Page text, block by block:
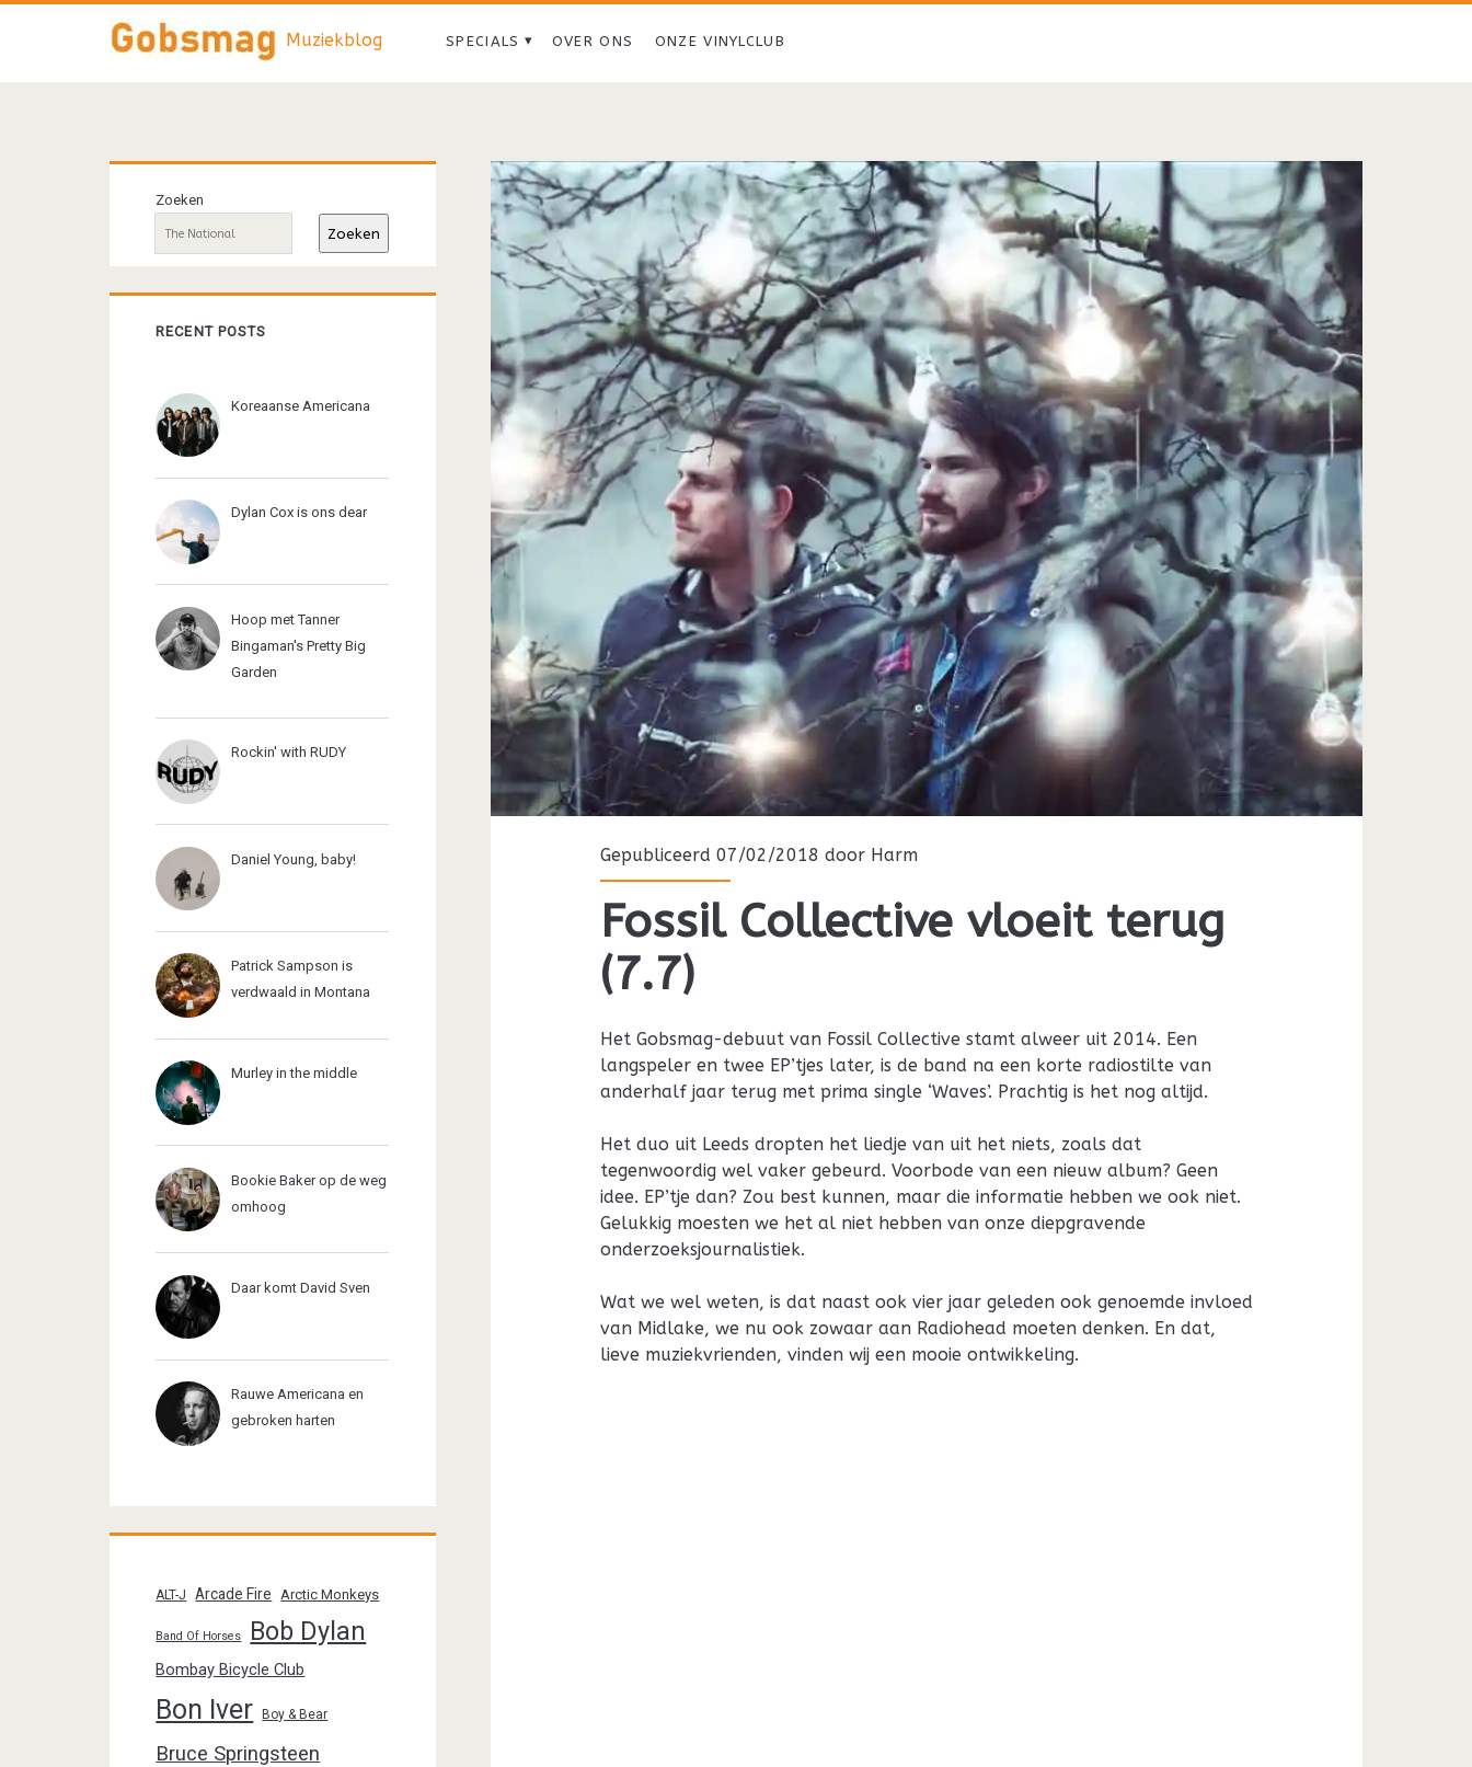
Muziekblog SPECIALS OVER ONS ONZE VINYLCLUB
<span>Dangers
of
the
Sea</span>
Gepubliceerd 07/02/2018 door Harm
Fossil Collective vloeit terug
(7.7)
Het Gobsmag-debuut van Fossil Collective stamt alweer uit 2014. Een
langspeler en twee EP’tjes later, is de band na een korte radiostilte van
anderhalf jaar terug met prima single ‘Waves’. Prachtig is het nog altijd.
Het duo uit Leeds dropten het liedje van uit het niets, zoals dat
tegenwoordig wel vaker gebeurd. Voorbode van een nieuw album? Geen
idee. EP’tje dan? Zou best kunnen, maar die informatie hebben we ook niet.
Gelukkig moesten we het al niet hebben van onze diepgravende
onderzoeksjournalistiek.
Wat we wel weten, is dat naast ook vier jaar geleden ook genoemde invloed
van Midlake, we nu ook zowaar aan Radiohead moeten denken. En dat,
lieve muziekvrienden, vinden wij een mooie ontwikkeling.
Primaire
sidebar
Zoeken
Zoeken
RECENT POSTS
Koreaanse Americana
Dylan Cox is ons dear
Hoop met Tanner
Bingaman's Pretty Big
Garden
Rockin' with RUDY
Daniel Young, baby!
Patrick Sampson is
verdwaald in Montana
Murley in the middle
Bookie Baker op de weg
omhoog
Daar komt David Sven
Rauwe Americana en
gebroken harten
ALT-J Arcade Fire Arctic Monkeys
Band Of Horses Bob Dylan
Bombay Bicycle Club
Bon Iver Boy & Bear
Bruce Springsteen